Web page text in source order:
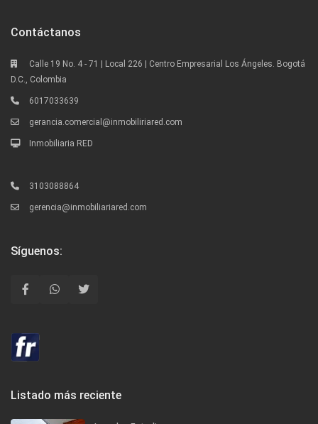
Contáctanos
Calle 19 No. 4 - 71 | Local 226 | Centro Empresarial Los Ángeles. Bogotá
D.C., Colombia
6017033639
gerancia.comercial@inmobiliriared.com
Inmobiliaria RED
3103088864
gerencia@inmobiliariared.com
Síguenos:
Listado más reciente